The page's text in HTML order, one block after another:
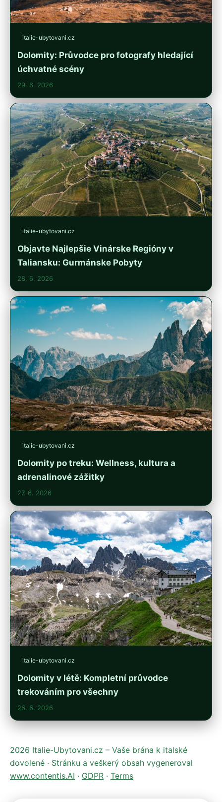
italie-ubytovani.cz
Dolomity: Průvodce pro fotografy hledající
úchvatné scény
29. 6. 2026
italie-ubytovani.cz
Objavte Najlepšie Vinárske Regióny v
Taliansku: Gurmánske Pobyty
28. 6. 2026
italie-ubytovani.cz
Dolomity po treku: Wellness, kultura a
adrenalinové zážitky
27. 6. 2026
italie-ubytovani.cz
Dolomity v létě: Kompletní průvodce
trekováním pro všechny
26. 6. 2026
2026 Italie-Ubytovani.cz – Vaše brána k italské
dovolené · Stránku a veškerý obsah vygeneroval
www.contentis.AI · GDPR · Terms